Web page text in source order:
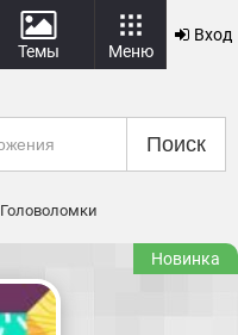
Темы Меню
Вход
Поиск
Головоломки
Новинка